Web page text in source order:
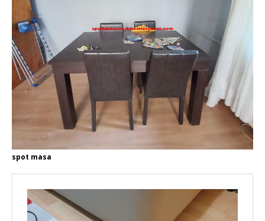
spot masa